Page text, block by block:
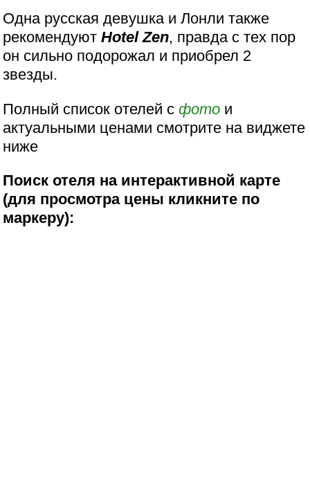
Одна русская девушка и Лонли также
рекомендуют Hotel Zen, правда с тех пор
он сильно подорожал и приобрел 2
звезды.
Полный список отелей сфото и
актуальными ценами смотрите на виджете
ниже
Поиск отеля на интерактивной карте
(для просмотра цены кликните по
маркеру):